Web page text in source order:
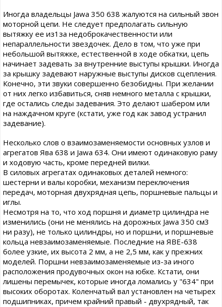
Иногда владельцы Jawa 350 638 жалуются на сильный звон
моторной цепи. Не следует предполагать сильную
вытяжку ее из1за недоброкачественности или
непараллельности звездочек. Дело в том, что уже при
небольшой вытяжке, естественной в ходе обкатки, цепь
начинает задевать за внутренние выступы крышки. Иногда
за крышку задевают наружные выступы дисков сцепления.
Конечно, эти звуки совершенно безобидны. При желании
от них легко избавиться, сняв немного металла с крышки,
где остались следы задевания. Это делают шабером или
на наждачном круге (кстати, уже год как завод устранил
задевание).
Несколько слов о взаимозаменяемости основных узлов и
агрегатов Ява 638 и Jawa 634. Они имеют одинаковую раму
и ходовую часть, кроме передней вилки.
В силовых агрегатах одинаковых деталей немного:
шестерни и валы коробки, механизм переключения
передач, моторная двухрядная цепь, поршневые пальцы и
иглы.
Несмотря на то, что ход поршня и диаметр цилиндра не
изменились (они не менялись на дорожных Jawa 350 см3
ни разу), не только цилиндры, но и поршни, и поршневые
кольца невзаимозаменяемые. Последние на ЯВЕ-638
более узкие, их высота 2 мм, а не 2,5 мм, как у прежних
моделей. Поршни невзаимозаменяемые из-за иного
расположения продувочных окон на юбке. Кстати, они
лишены перемычек, которые иногда ломались у "634" при
высоких оборотах. Коленчатый вал установлен на четырех
подшипниках, причем крайний правый - двухрядный, так